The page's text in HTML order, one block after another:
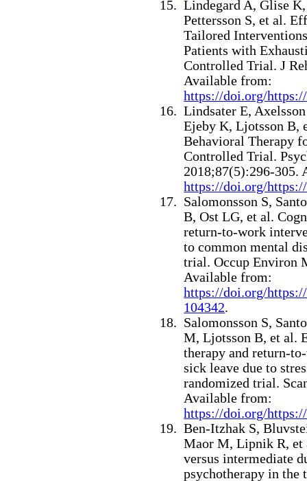
Lindegard A, Glise
Pettersson S, et al.
Tailored
Patients with
Controlled Trial. J
Available from:
https://doi.org/
Lindsater E,
Ejeby K, Ljotsson B,
Behavioral Therapy
Controlled Trial.
2018;87(5):296-305.
https://doi.org/
Salomonsson S,
B, Ost LG, et al.
return-to-work
to common mental
trial. Occup Environ
Available from:
https://doi.org/
104342.
Salomonsson S,
M, Ljotsson B, et al.
therapy and return-
sick leave due to
randomized trial.
Available from:
https://doi.org/
Ben-Itzhak S,
Maor M, Lipnik R,
versus intermediate
psychotherapy in the